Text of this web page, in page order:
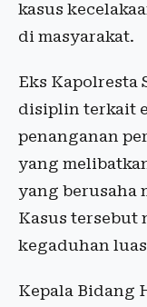
kasus
di masyarakat.
Eks Kapolresta
disiplin terkait
penanganan
yang
yang berusaha
Kasus tersebut
kegaduhan
Kepala Bidang